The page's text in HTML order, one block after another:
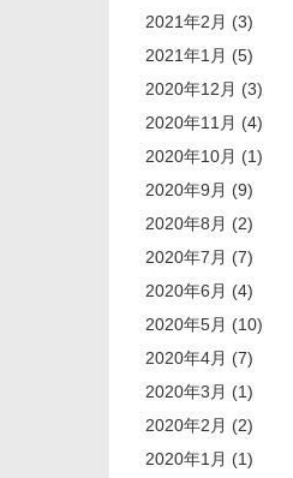
2021年2月 (3)
2021年1月 (5)
2020年12月 (3)
2020年11月 (4)
2020年10月 (1)
2020年9月 (9)
2020年8月 (2)
2020年7月 (7)
2020年6月 (4)
2020年5月 (10)
2020年4月 (7)
2020年3月 (1)
2020年2月 (2)
2020年1月 (1)